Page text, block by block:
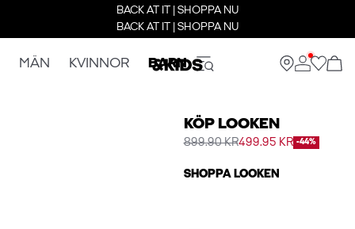
BACK AT IT | SHOPPA NU
BACK AT IT | SHOPPA NU
MÄN KVINNOR BARN
KÖP LOOKEN
899.90 KR499.95 KR -44%
SHOPPA LOOKEN